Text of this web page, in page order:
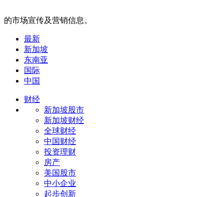
的市场宣传及营销信息。
最新
新加坡
东南亚
国际
中国
财经
新加坡股市
新加坡财经
全球财经
中国财经
投资理财
房产
美国股市
中小企业
起步创新